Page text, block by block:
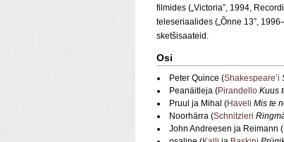
filmides („Victoria”, 1994,
teleseriaalides („Õnne 13”,
sketšisaateid.
Osi
Peter Quince (Shakespeare’i
Peanäitleja (Pirandello Kuus
Pruul ja Mihal (Haveli Mis te
Noorhärra (Schnitzleri
John Andreesen ja Reimann (